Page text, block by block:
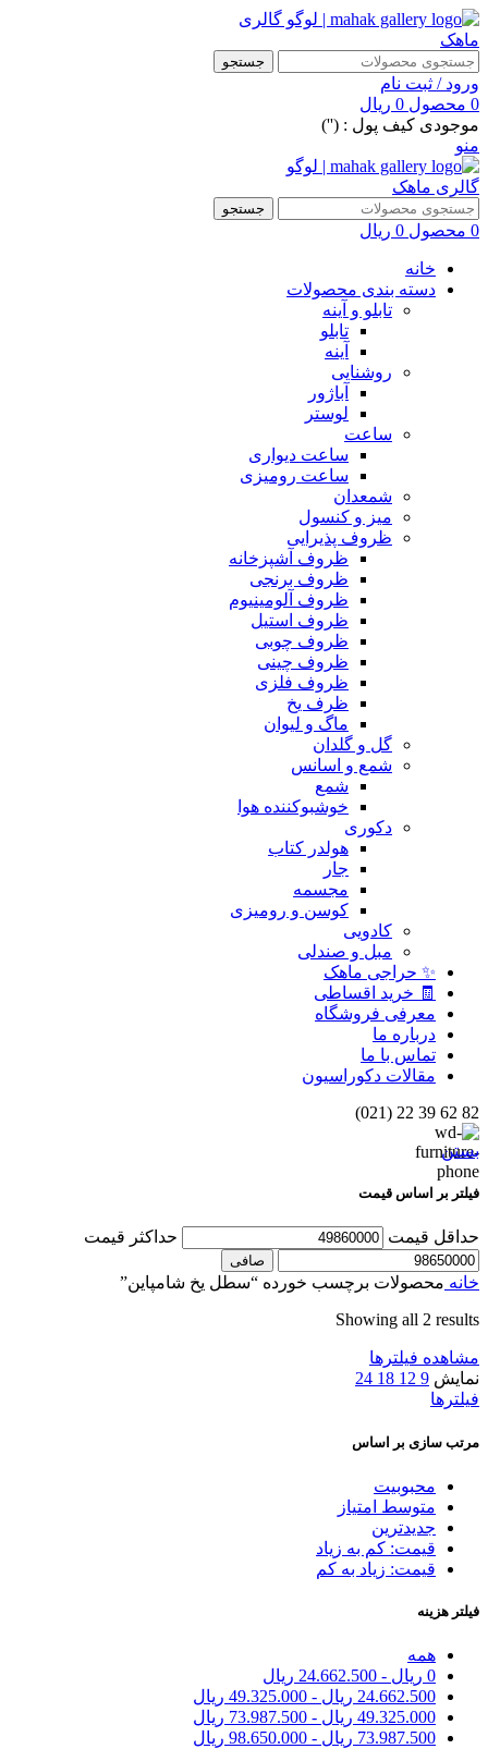
جستجو
ورود / ثبت نام
0 محصول 0 ریال
موجودی کیف پول : ('')
منو
جستجو
0 محصول 0 ریال
خانه
دسته بندی محصولات
تابلو و آینه
تابلو
آینه
روشنایی
آباژور
لوستر
ساعت
ساعت دیواری
ساعت رومیزی
شمعدان
میز و کنسول
ظروف پذیرایی
ظروف آشپزخانه
ظروف برنجی
ظروف آلومینیوم
ظروف استیل
ظروف چوبی
ظروف چینی
ظروف فلزی
ظرف یخ
ماگ و لیوان
گل و گلدان
شمع و اسانس
شمع
خوشبوکننده هوا
دکوری
هولدر کتاب
جار
مجسمه
کوسن و رومیزی
کادویی
مبل و صندلی
✨ حراجی ماهک
🧾 خرید اقساطی
معرفی فروشگاه
درباره ما
تماس با ما
مقالات دکوراسیون
82 62 39 22 (021)
بستن
فیلتر بر اساس قیمت
حداقل قیمت حداكثر قيمت
صافی
خانه محصولات برچسب خورده “سطل یخ شامپاین”
Showing all 2 results
مشاهده فیلترها
نمایش 9
12
18
24
فیلترها
مرتب سازی بر اساس
محبوبیت
متوسط امتیاز
جدیدترین
قیمت: کم به زیاد
قیمت: زیاد به کم
فیلتر هزینه
همه
0 ریال -
24.662.500 ریال
24.662.500 ریال -
49.325.000 ریال
49.325.000 ریال -
73.987.500 ریال
73.987.500 ریال -
98.650.000 ریال